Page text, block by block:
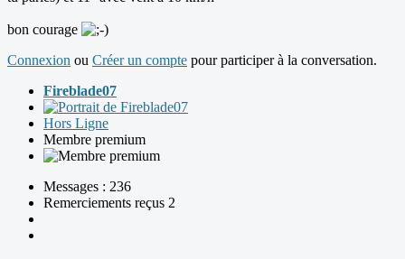
bon courage
Connexion ou Créer un compte pour participer à la conversation.
Fireblade07
Hors Ligne
Membre premium
Messages : 236
Remerciements reçus 2